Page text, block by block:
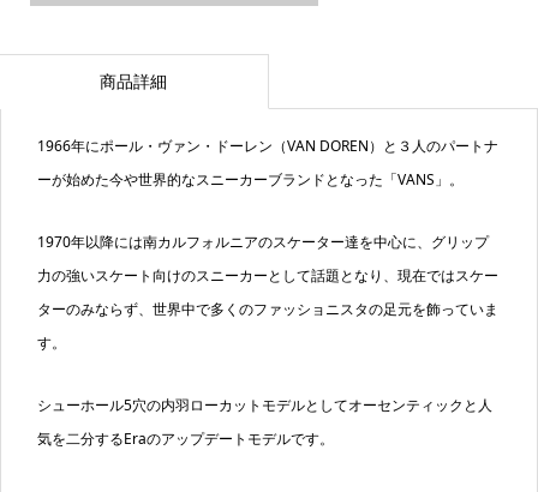
商品詳細
1966年にポール・ヴァン・ドーレン（VAN DOREN）と３人のパートナ
ーが始めた今や世界的なスニーカーブランドとなった「VANS」。
1970年以降には南カルフォルニアのスケーター達を中心に、グリップ
力の強いスケート向けのスニーカーとして話題となり、現在ではスケー
ターのみならず、世界中で多くのファッショニスタの足元を飾っていま
す。
シューホール5穴の内羽ローカットモデルとしてオーセンティックと人
気を二分するEraのアップデートモデルです。